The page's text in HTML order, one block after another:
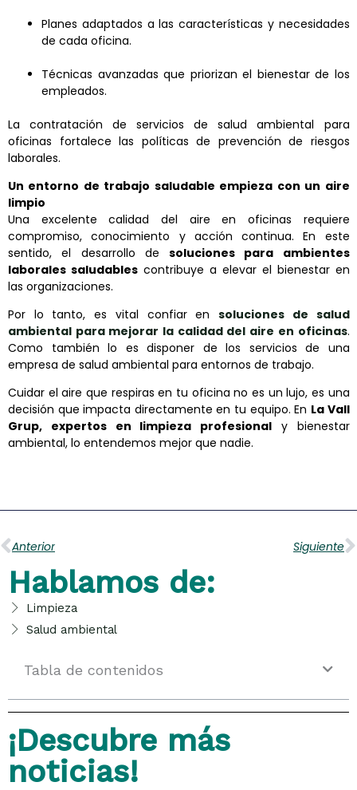
Planes adaptados a las características y necesidades
de cada oficina.
Técnicas avanzadas que priorizan el bienestar de los
empleados.
La contratación de servicios de salud ambiental para
oficinas fortalece las políticas de prevención de riesgos
laborales.
Un entorno de trabajo saludable empieza con un aire
limpio
Una excelente calidad del aire en oficinas requiere
compromiso, conocimiento y acción continua. En este
sentido, el desarrollo desoluciones para ambientes
laborales saludablescontribuye a elevar el bienestar en
las organizaciones.
Por lo tanto, es vital confiar ensoluciones de salud
ambiental para mejorar la calidad del aire en oficinas.
Como también lo es disponer de los servicios de una
empresa de salud ambiental para entornos de trabajo.
Cuidar el aire que respiras en tu oficina no es un lujo, es una
decisión que impacta directamente en tu equipo. En La Vall
Grup, expertos en limpieza profesional y bienestar
ambiental, lo entendemos mejor que nadie.
Ant
Anterior Siguiente
Hablamos de:
Limpieza
Salud ambiental
Tabla de contenidos
¡Descubre más
noticias!